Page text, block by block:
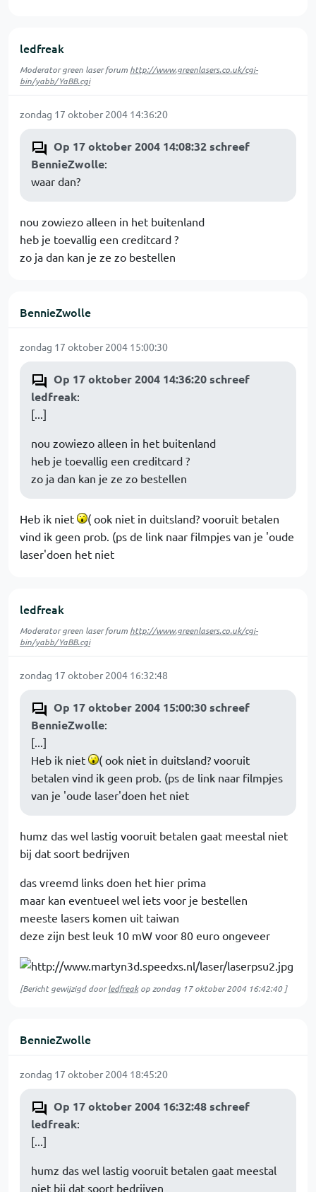
ledfreak
Moderator green laser forum http://www.greenlasers.co.uk/cgi-
bin/yabb/YaBB.cgi
zondag 17 oktober 2004 14:36:20
Op 17 oktober 2004 14:08:32 schreef
BennieZwolle:
waar dan?
nou zowiezo alleen in het buitenland
heb je toevallig een creditcard ?
zo ja dan kan je ze zo bestellen
BennieZwolle
zondag 17 oktober 2004 15:00:30
Op 17 oktober 2004 14:36:20 schreef
ledfreak:
[...]
nou zowiezo alleen in het buitenland
heb je toevallig een creditcard ?
zo ja dan kan je ze zo bestellen
Heb ik niet
( ook niet in duitsland? vooruit betalen
vind ik geen prob. (ps de link naar filmpjes van je 'oude
laser'doen het niet
ledfreak
Moderator green laser forum http://www.greenlasers.co.uk/cgi-
bin/yabb/YaBB.cgi
zondag 17 oktober 2004 16:32:48
Op 17 oktober 2004 15:00:30 schreef
BennieZwolle:
[...]
Heb ik niet
( ook niet in duitsland? vooruit
betalen vind ik geen prob. (ps de link naar filmpjes
van je 'oude laser'doen het niet
humz das wel lastig vooruit betalen gaat meestal niet
bij dat soort bedrijven
das vreemd links doen het hier prima
maar kan eventueel wel iets voor je bestellen
meeste lasers komen uit taiwan
deze zijn best leuk 10 mW voor 80 euro ongeveer
[Bericht gewijzigd doorledfreakopzondag 17 oktober 2004 16:42:40]
BennieZwolle
zondag 17 oktober 2004 18:45:20
Op 17 oktober 2004 16:32:48 schreef
ledfreak:
[...]
humz das wel lastig vooruit betalen gaat meestal
niet bij dat soort bedrijven